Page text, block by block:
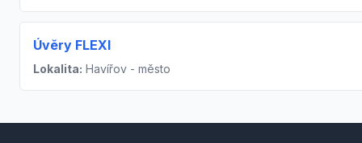
Úvěry FLEXI
Lokalita: Havířov - město